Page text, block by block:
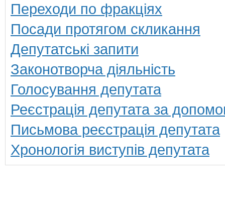
Переходи по фракціях
Посади протягом скликання
Депутатські запити
Законотворча діяльність
Голосування депутата
Реєстрація депутата за
Письмова реєстрація депутата
Хронологія виступів депутата